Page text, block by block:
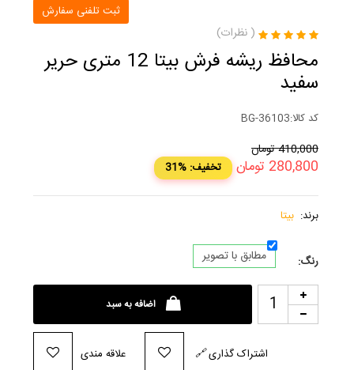
ثبت تلفنی سفارش
( نظرات)
محافظ ریشه فرش بیتا 12 متری حریر
سفید
کد کالا:BG-36103
410,000تومان
280,800 تومان 31% :تخفیف
برند: بیتا
رنگ: مطابق با تصویر
اضافه به سبد
علاقه مندی 🔗اشتراک گذاری